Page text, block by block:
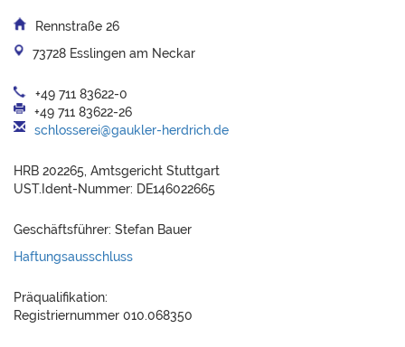
Rennstraße 26
73728 Esslingen am Neckar
+49 711 83622-0
+49 711 83622-26
schlosserei@gaukler-herdrich.de
HRB 202265, Amtsgericht Stuttgart
UST.Ident-Nummer: DE146022665
Geschäftsführer: Stefan Bauer
Haftungsausschluss
Präqualifikation:
Registriernummer 010.068350